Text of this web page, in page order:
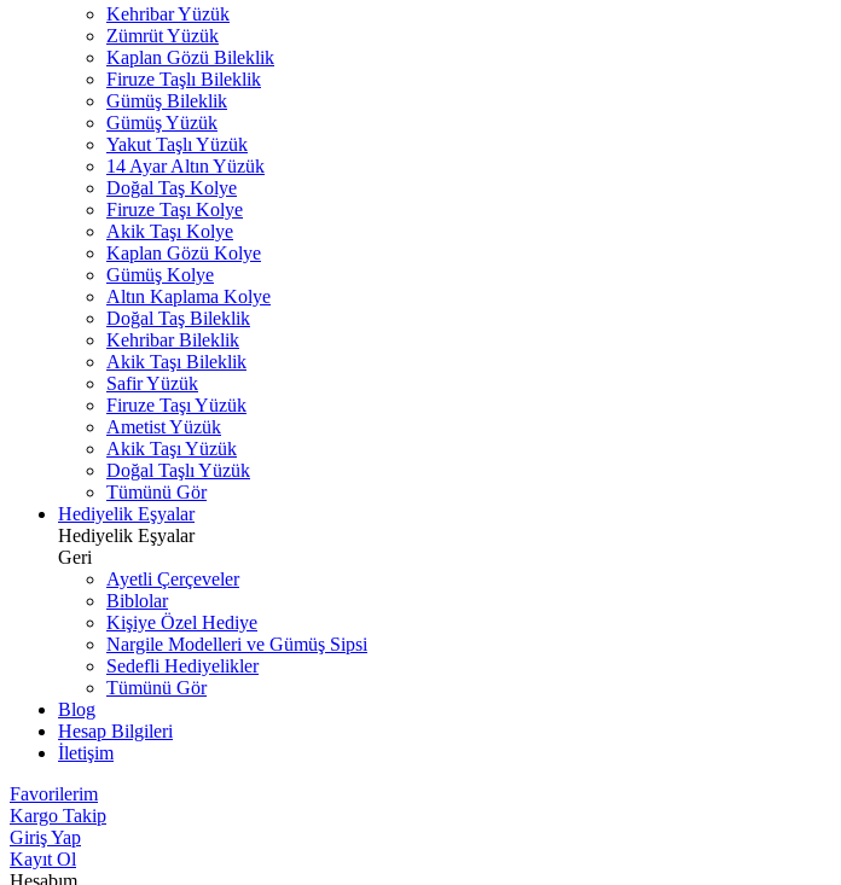
Kehribar Yüzük
Zümrüt Yüzük
Kaplan Gözü Bileklik
Firuze Taşlı Bileklik
Gümüş Bileklik
Gümüş Yüzük
Yakut Taşlı Yüzük
14 Ayar Altın Yüzük
Doğal Taş Kolye
Firuze Taşı Kolye
Akik Taşı Kolye
Kaplan Gözü Kolye
Gümüş Kolye
Altın Kaplama Kolye
Doğal Taş Bileklik
Kehribar Bileklik
Akik Taşı Bileklik
Safir Yüzük
Firuze Taşı Yüzük
Ametist Yüzük
Akik Taşı Yüzük
Doğal Taşlı Yüzük
Tümünü Gör
Hediyelik Eşyalar
Hediyelik Eşyalar
Geri
Ayetli Çerçeveler
Biblolar
Kişiye Özel Hediye
Nargile Modelleri ve Gümüş Sipsi
Sedefli Hediyelikler
Tümünü Gör
Blog
Hesap Bilgileri
İletişim
Favorilerim
Kargo Takip
Giriş Yap
Kayıt Ol
Hesabım